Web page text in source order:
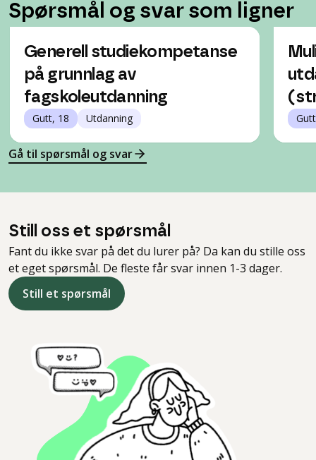
Spørsmål og svar som ligner
Generell studiekompetanse
på grunnlag av
fagskoleutdanning
Gutt, 18 Utdanning
Gå til spørsmål og svar
Still oss et spørsmål
Fant du ikke svar på det du lurer på? Da kan du stille oss
et eget spørsmål. De fleste får svar innen 1-3 dager.
Still et spørsmål